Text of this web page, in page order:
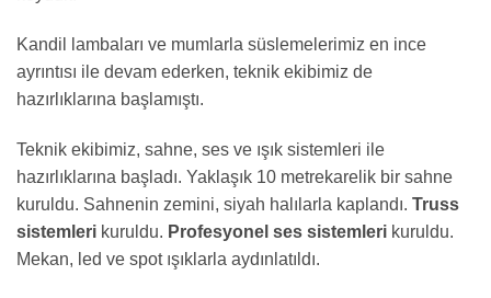
Kandil lambaları ve mumlarla süslemelerimiz en ince
ayrıntısı ile devam ederken, teknik ekibimiz de
hazırlıklarına başlamıştı.
Teknik ekibimiz, sahne, ses ve ışık sistemleri ile
hazırlıklarına başladı. Yaklaşık 10 metrekarelik bir sahne
kuruldu. Sahnenin zemini, siyah halılarla kaplandı. Truss
sistemleri kuruldu. Profesyonel ses sistemleri kuruldu.
Mekan, led ve spot ışıklarla aydınlatıldı.